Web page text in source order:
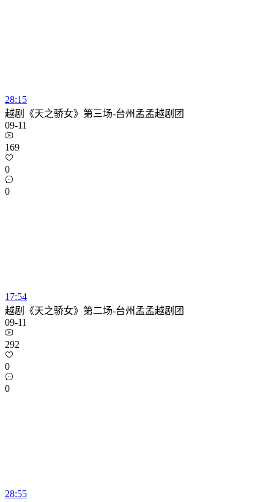
28:15
越剧《天之骄女》第三场-台州孟孟越剧团
09-11
169
0
0
17:54
越剧《天之骄女》第二场-台州孟孟越剧团
09-11
292
0
0
28:55